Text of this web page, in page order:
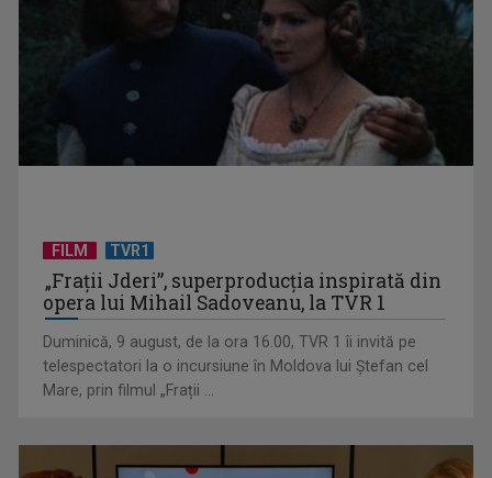
FILM TVR1
„Frații Jderi”, superproducția inspirată din
opera lui Mihail Sadoveanu, la TVR 1
Duminică, 9 august, de la ora 16.00, TVR 1 îi invită pe
telespectatori la o incursiune în Moldova lui Ștefan cel
Mare, prin filmul „Frații ...